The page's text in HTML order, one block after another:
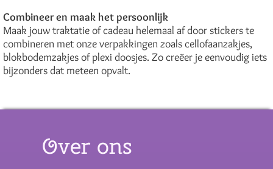
Combineer en maak het persoonlijk
Maak jouw traktatie of cadeau helemaal af door stickers te
combineren met onze verpakkingen zoals cellofaanzakjes,
blokbodemzakjes of plexi doosjes. Zo creëer je eenvoudig iets
bijzonders dat meteen opvalt.
Over ons